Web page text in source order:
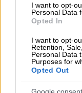
I want to opt-
Personal Data
Opted In
I want to opt-
Retention,
Personal Data
Purposes for
Opted Out
Ολόκληρη η
Το
θλίψη
συναδέλφου
απεβίωσε